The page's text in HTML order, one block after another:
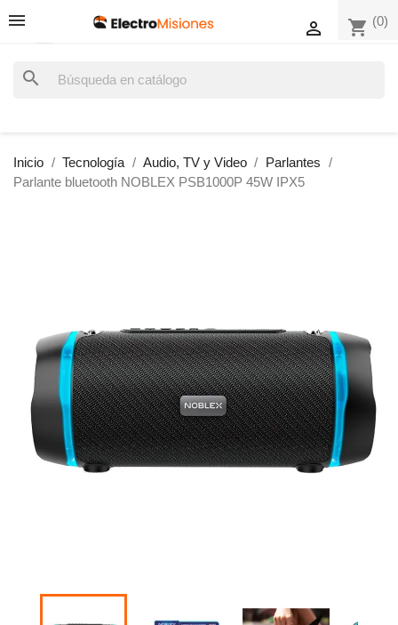
shopping_cart (0)

search
Inicio Tecnología Audio, TV y Video
Parlantes
Parlante bluetooth NOBLEX PSB1000P 45W IPX5